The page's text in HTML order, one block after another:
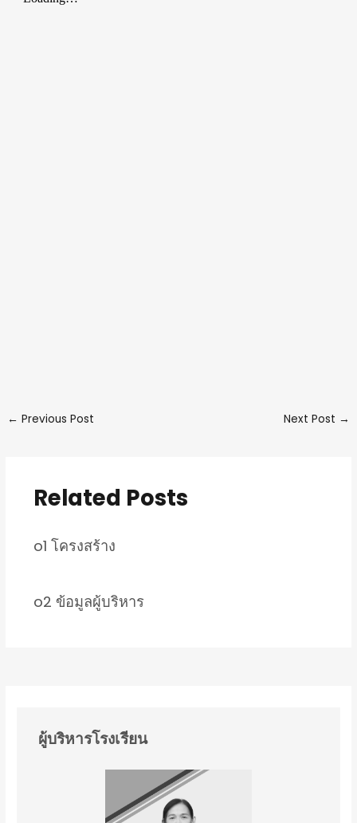
← Previous Post Next Post →
Related Posts
o1 โครงสร้าง
o2 ข้อมูลผู้บริหาร
ผู้บริหารโรงเรียน